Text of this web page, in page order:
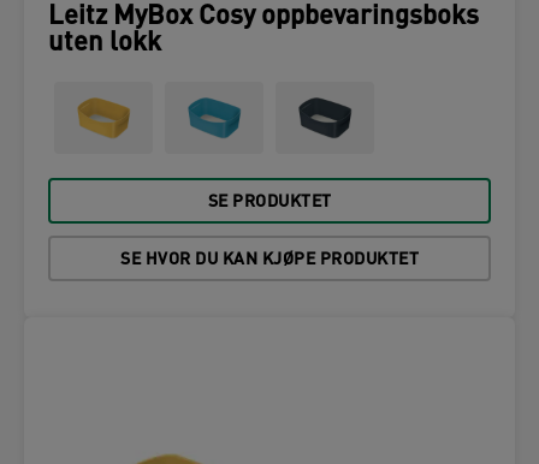
Leitz MyBox Cosy oppbevaringsboks
uten lokk
SE PRODUKTET
SE HVOR DU KAN KJØPE PRODUKTET